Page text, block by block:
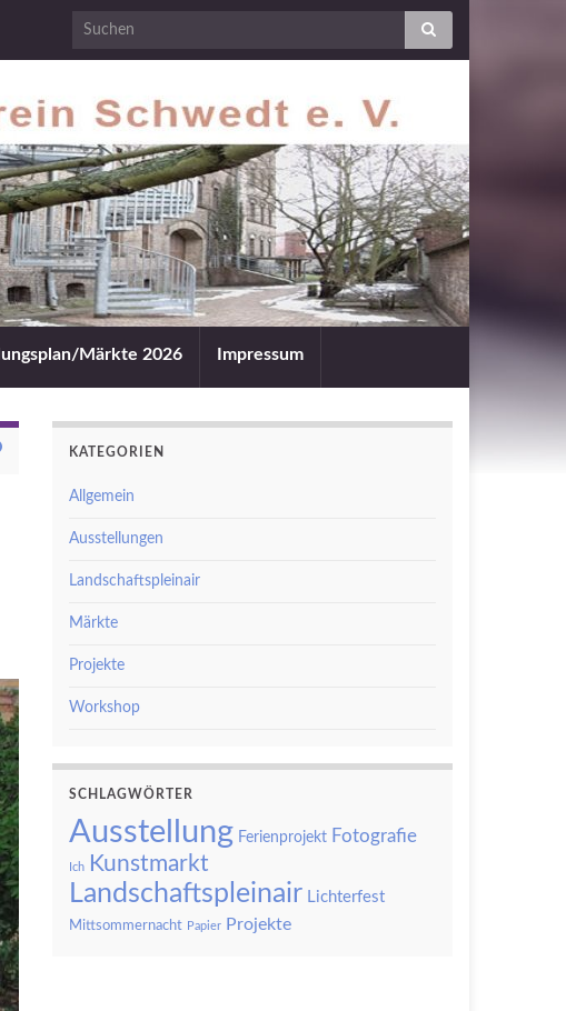
Märkte 2026 Impressum
KATEGORIEN
Allgemein
Ausstellungen
Landschaftspleinair
Märkte
Projekte
Workshop
SCHLAGWÖRTER
Ausstellung Ferienprojekt Fotografie
Ich Kunstmarkt
Landschaftspleinair Lichterfest
Mittsommernacht Papier Projekte